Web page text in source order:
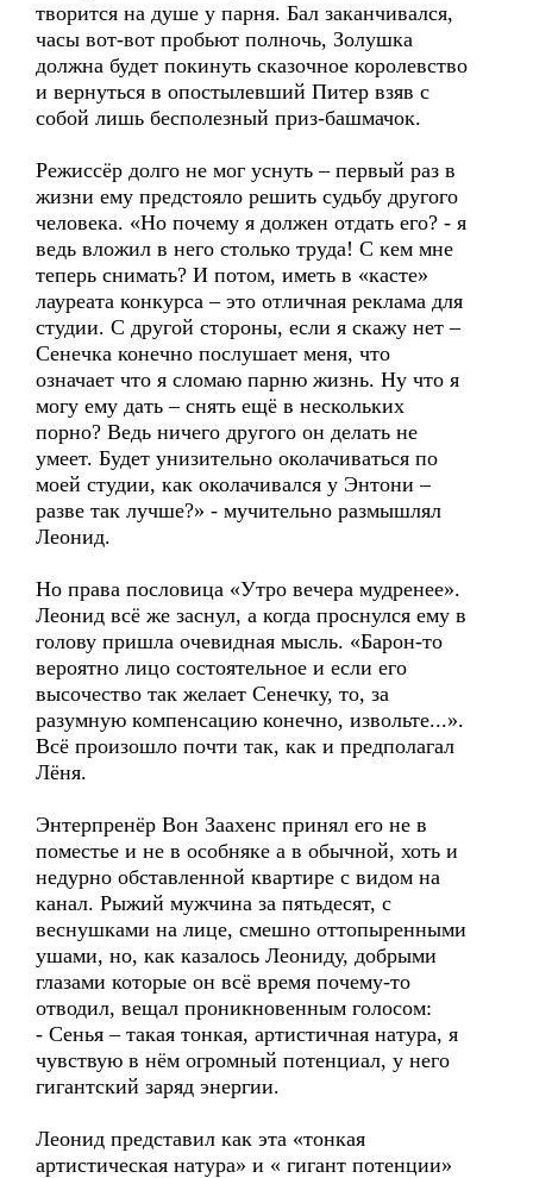
творится на душе у парня. Бал заканчивался,
часы вот-вот пробьют полночь, Золушка
должна будет покинуть сказочное королевство
и вернуться в опостылевший Питер взяв с
собой лишь бесполезный приз-башмачок.
Режиссёр долго не мог уснуть – первый раз в
жизни ему предстояло решить судьбу другого
человека. «Но почему я должен отдать его? - я
ведь вложил в него столько труда! С кем мне
теперь снимать? И потом, иметь в «касте»
лауреата конкурса – это отличная реклама для
студии. С другой стороны, если я скажу нет –
Сенечка конечно послушает меня, что
означает что я сломаю парню жизнь. Ну что я
могу ему дать – снять ещё в нескольких
порно? Ведь ничего другого он делать не
умеет. Будет унизительно околачиваться по
моей студии, как околачивался у Энтони –
разве так лучше?» - мучительно размышлял
Леонид.
Но права пословица «Утро вечера мудренее».
Леонид всё же заснул, а когда проснулся ему в
голову пришла очевидная мысль. «Барон-то
вероятно лицо состоятельное и если его
высочество так желает Сенечку, то, за
разумную компенсацию конечно, извольте...».
Всё произошло почти так, как и предполагал
Лёня.
Энтерпренёр Вон Заахенс принял его не в
поместье и не в особняке а в обычной, хоть и
недурно обставленной квартире с видом на
канал. Рыжий мужчина за пятьдесят, с
веснушками на лице, смешно оттопыренными
ушами, но, как казалось Леониду, добрыми
глазами которые он всё время почему-то
отводил, вещал проникновенным голосом:
- Сенья – такая тонкая, артистичная натура, я
чувствую в нём огромный потенциал, у него
гигантский заряд энергии.
Леонид представил как эта «тонкая
артистическая натура» и « гигант потенции»